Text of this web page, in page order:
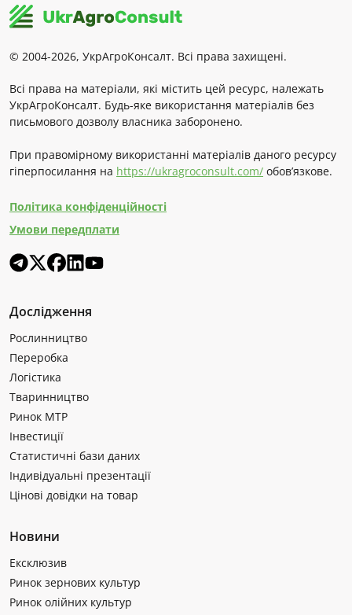
© 2004-2026, УкрАгроКонсалт. Всі права захищені.
Всі права на матеріали, які містить цей ресурс, належать
УкрАгроКонсалт. Будь-яке використання матеріалів без
письмового дозволу власника заборонено.
При правомірному використанні матеріалів даного ресурсу
гіперпосилання на https://ukragroconsult.com/ обов’язкове.
Політика конфіденційності
Умови передплати
Дослідження
Рослинництво
Переробка
Логістика
Тваринництво
Ринок МТР
Інвестиції
Статистичні бази даних
Індивідуальні презентації
Цінові довідки на товар
Новини
Ексклюзив
Ринок зернових культур
Ринок олійних культур